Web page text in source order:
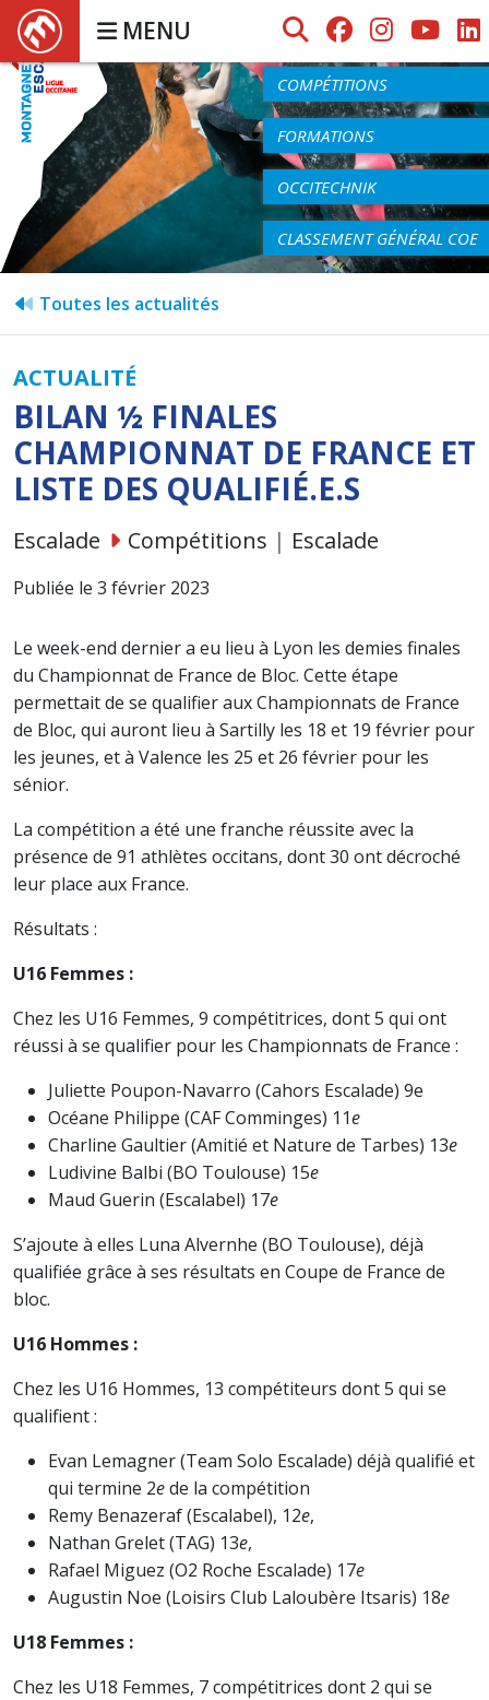
MENU AGENDA
COMPÉTITIONS
FORMATIONS
OCCITECHNIK
CLASSEMENT GÉNÉRAL COE
Toutes les actualités
ACTUALITÉ
BILAN ½ FINALES
CHAMPIONNAT DE FRANCE ET
LISTE DES QUALIFIÉ.E.S
Escalade Compétitions | Escalade
Publiée le 3 février 2023
Le week-end dernier a eu lieu à Lyon les demies finales
du Championnat de France de Bloc. Cette étape
permettait de se qualifier aux Championnats de France
de Bloc, qui auront lieu à Sartilly les 18 et 19 février pour
les jeunes, et à Valence les 25 et 26 février pour les
sénior.
La compétition a été une franche réussite avec la
présence de 91 athlètes occitans, dont 30 ont décroché
leur place aux France.
Résultats :
U16 Femmes :
Chez les U16 Femmes, 9 compétitrices, dont 5 qui ont
réussi à se qualifier pour les Championnats de France :
Juliette Poupon-Navarro (Cahors Escalade) 9e
Océane Philippe (CAF Comminges) 11e
Charline Gaultier (Amitié et Nature de Tarbes) 13e
Ludivine Balbi (BO Toulouse) 15e
Maud Guerin (Escalabel) 17e
S’ajoute à elles Luna Alvernhe (BO Toulouse), déjà
qualifiée grâce à ses résultats en Coupe de France de
bloc.
U16 Hommes :
Chez les U16 Hommes, 13 compétiteurs dont 5 qui se
qualifient :
Evan Lemagner (Team Solo Escalade) déjà qualifié et
qui termine 2ede la compétition
Remy Benazeraf (Escalabel), 12e,
Nathan Grelet (TAG) 13e,
Rafael Miguez (O2 Roche Escalade) 17e
Augustin Noe (Loisirs Club Laloubère Itsaris) 18e
U18 Femmes :
Chez les U18 Femmes, 7 compétitrices dont 2 qui se